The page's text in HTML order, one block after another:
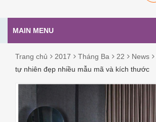
MAIN MENU
Trang chủ 2017 Tháng Ba 22 News
tự nhiên đẹp nhiều mẫu mã và kích thước
NGỦ